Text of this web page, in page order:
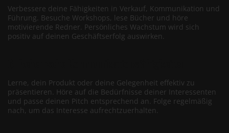
Verbessere deine Fähigkeiten in Verkauf, Kommunikation und
Führung. Besuche Workshops, lese Bücher und höre
motivierende Redner. Persönliches Wachstum wird sich
positiv auf deinen Geschäftserfolg auswirken.
Lerne, dein Produkt oder deine Gelegenheit effektiv zu
präsentieren. Höre auf die Bedürfnisse deiner Interessenten
und passe deinen Pitch entsprechend an. Folge regelmäßig
nach, um das Interesse aufrechtzuerhalten.